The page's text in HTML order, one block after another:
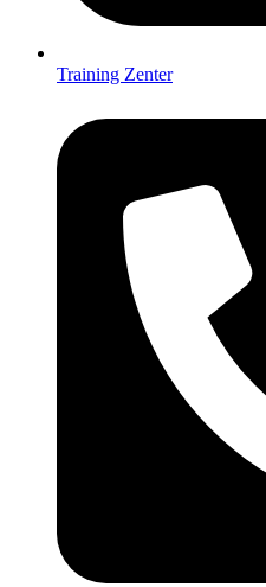
Training Zenter